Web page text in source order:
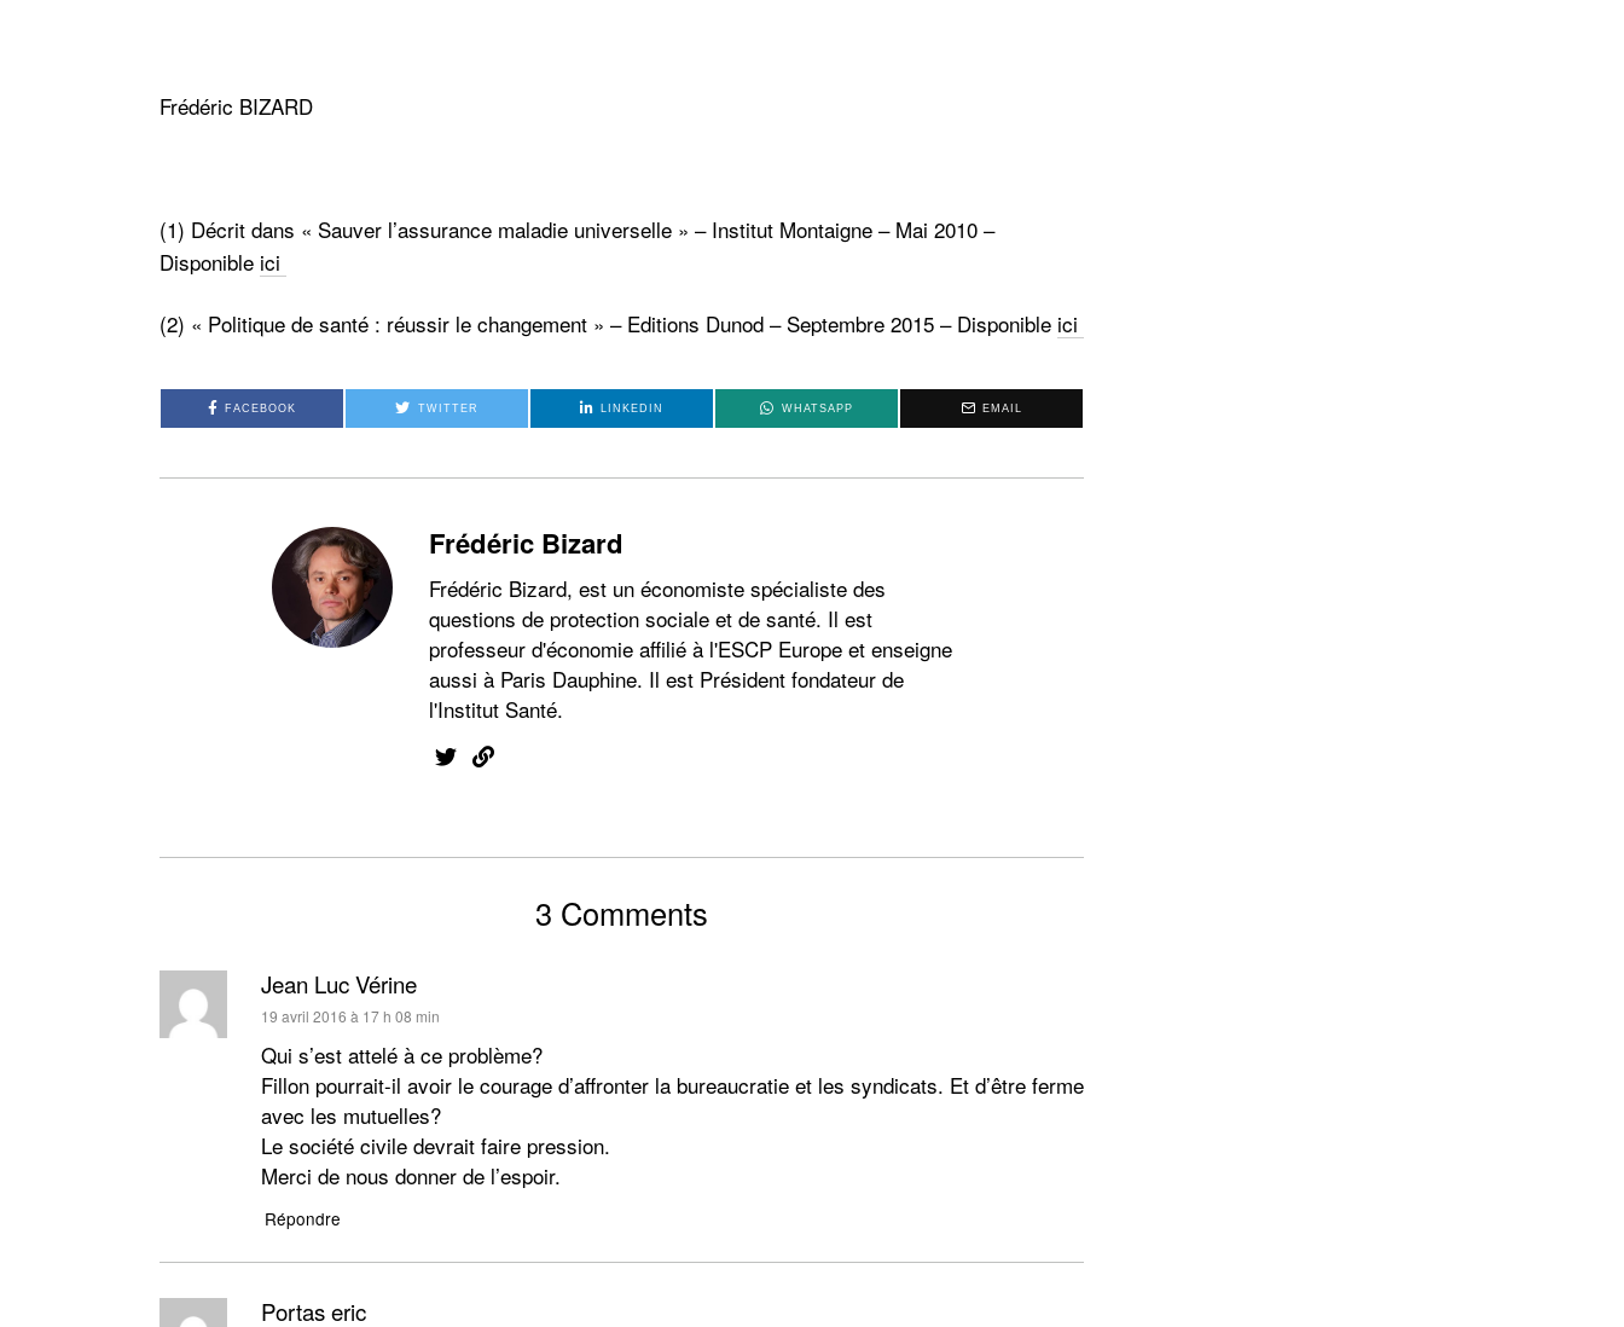
Frédéric BIZARD
(1) Décrit dans « Sauver l’assurance maladie universelle » – Institut Montaigne – Mai 2010 –
Disponible ici
(2) « Politique de santé : réussir le changement » – Editions Dunod – Septembre 2015 – Disponible ici
FACEBOOK TWITTER LINKEDIN WHATSAPP EMAIL
Frédéric Bizard
Frédéric Bizard, est un économiste spécialiste des
questions de protection sociale et de santé. Il est
professeur d'économie affilié à l'ESCP Europe et enseigne
aussi à Paris Dauphine. Il est Président fondateur de
l'Institut Santé.
3 Comments
Jean Luc Vérine
dit :
19 avril 2016 à 17 h 08 min
Qui s’est attelé à ce problème?
Fillon pourrait-il avoir le courage d’affronter la bureaucratie et les syndicats. Et d’être ferme
avec les mutuelles?
Le société civile devrait faire pression.
Merci de nous donner de l’espoir.
Répondre
Portas eric